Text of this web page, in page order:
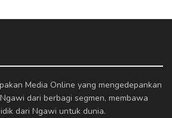
Media Online yang mengedepankan
dari berbagi segmen, membawa
dari Ngawi untuk dunia.